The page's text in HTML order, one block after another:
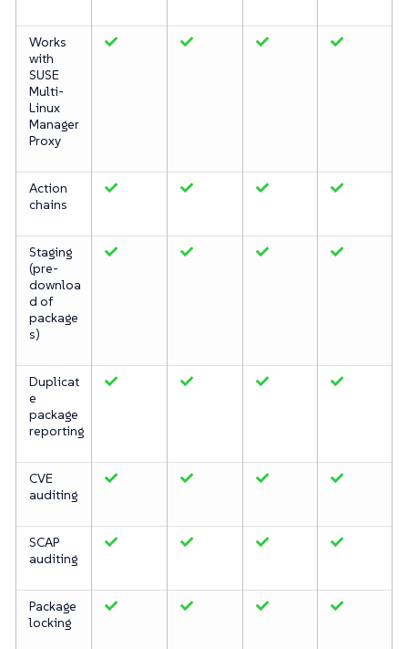
Works
with
SUSE
Multi-
Linux
Manager
Proxy
Action
chains
Staging
(pre-
downloa
d of
package
s)
Duplicat
e
package
reporting
CVE
auditing
SCAP
auditing
Package
locking